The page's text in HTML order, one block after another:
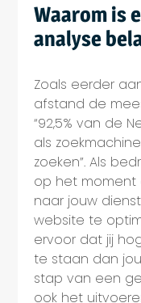
Waarom is
analyse
Zoals eerder
afstand de
“92,5% van de
als
zoeken”. Als
op het moment
naar jouw
website te
ervoor dat jij
te staan dan
stap van een
ook het